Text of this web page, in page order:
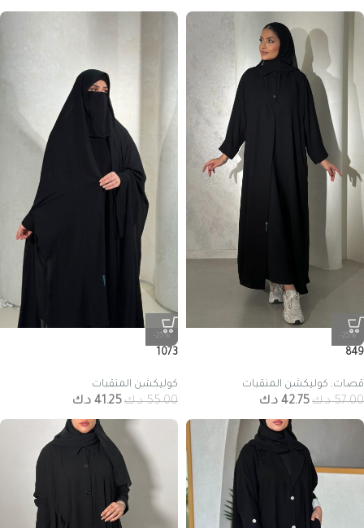
-25%
849
قصات, كوليكشن المنقبات
57.00 د.ك42.75 د.ك
-25%
1073
كوليكشن المنقبات
55.00 د.ك41.25 د.ك